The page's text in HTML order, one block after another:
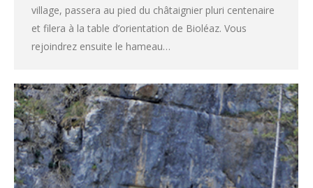
village, passera au pied du châtaignier pluri centenaire
et filera à la table d’orientation de Bioléaz. Vous
rejoindrez ensuite le hameau…